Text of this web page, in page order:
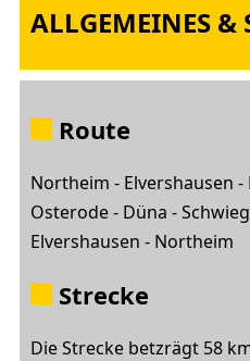
ALLGEMEINES &
Route
Northeim - Elvershausen
Osterode - Düna -
Elvershausen - Northeim
Strecke
Die Strecke betzrägt 58